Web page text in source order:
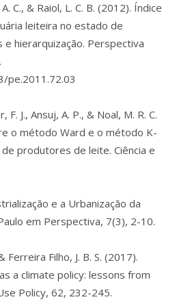
C., & Raiol, L. C. B. (2012). Índice
leiteira no estado de
e hierarquização. Perspectiva
pe.2011.72.03
F. J., Ansuj, A. P., & Noal, M. R. C.
o método Ward e o método K-
produtores de leite. Ciência e
e a Urbanização da
em Perspectiva, 7(3), 2-10.
Ferreira Filho, J. B. S. (2017).
a climate policy: lessons from
Policy, 62, 232-245.